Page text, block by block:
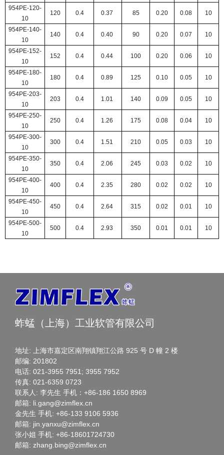
954PE-120-
10
120 0.4 0.37 85 0.20 0.08 10
954PE-140-
10
140 0.4 0.40 90 0.20 0.07 10
954PE-152-
10
152 0.4 0.44 100 0.20 0.06 10
954PE-180-
10
180 0.4 0.89 125 0.10 0.05 10
954PE-203-
10
203 0.4 1.01 140 0.09 0.05 10
954PE-250-
10
250 0.4 1.26 175 0.08 0.04 10
954PE-300-
10
300 0.4 1.51 210 0.05 0.03 10
954PE-350-
10
350 0.4 2.06 245 0.03 0.02 10
954PE-400-
10
400 0.4 2.35 280 0.02 0.02 10
954PE-450-
10
450 0.4 2.64 315 0.02 0.01 10
954PE-500-
10
500 0.4 2.93 350 0.01 0.01 10
蚱蜢（上海）工业软管有限公司
地址: 上海市嘉定区南翔镇翔江公路 925 号 D 幢 2 楼
邮编: 201802
电话: 021-3955 7951; 3955 7952
传真: 021-6359 0723
联系人: 李先生 手机：+86-186 1650 8969
邮箱: li.gang@zimflex.cn
金先生 手机: +86-133 9106 5936
邮箱: jin.yanxu@zimflex.cn
张小姐 手机: +86-18601724730
邮箱: zhang.bing@zimflex.cn